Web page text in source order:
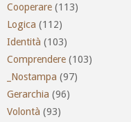
Cooperare (113)
Logica (112)
Identità (103)
Comprendere (103)
_Nostampa (97)
Gerarchia (96)
Volontà (93)